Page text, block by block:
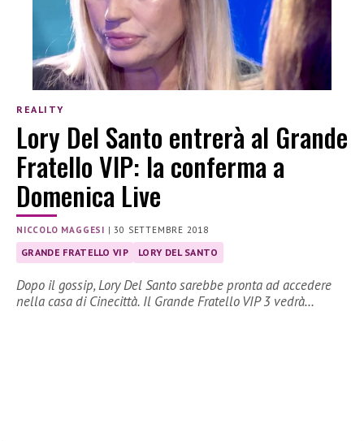
REALITY
Lory Del Santo entrerà al Grande
Fratello VIP: la conferma a
Domenica Live
NICCOLO MAGGESI |30 SETTEMBRE 2018
GRANDE FRATELLO VIP LORY DEL SANTO
Dopo il gossip, Lory Del Santo sarebbe pronta ad accedere
nella casa di Cinecittà. Il Grande Fratello VIP 3 vedrà…